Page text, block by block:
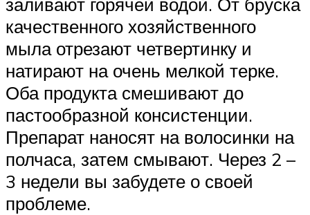
качественного хозяйственного
мыла отрезают четвертинку и
натирают на очень мелкой терке.
Оба продукта смешивают до
пастообразной консистенции.
Препарат наносят на волосинки на
полчаса, затем смывают. Через 2 –
3 недели вы забудете о своей
проблеме.